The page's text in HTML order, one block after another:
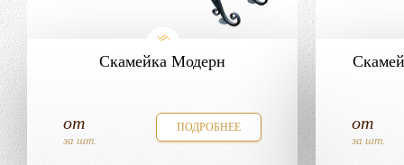
Скамейка Модерн
от
за шт.
ПОДРОБНЕЕ от
за шт.